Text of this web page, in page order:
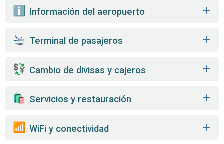
️ Información del aeropuerto
Terminal de pasajeros
Cambio de divisas y cajeros
️ Servicios y restauración
WiFi y conectividad